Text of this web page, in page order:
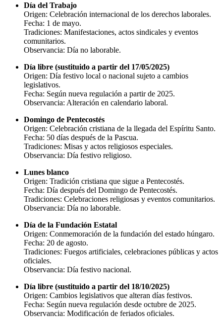
Día del Trabajo
Origen: Celebración internacional de los derechos laborales.
Fecha: 1 de mayo.
Tradiciones: Manifestaciones, actos sindicales y eventos
comunitarios.
Observancia: Día no laborable.
Día libre (sustituido a partir del 17/05/2025)
Origen: Día festivo local o nacional sujeto a cambios
legislativos.
Fecha: Según nueva regulación a partir de 2025.
Observancia: Alteración en calendario laboral.
Domingo de Pentecostés
Origen: Celebración cristiana de la llegada del Espíritu Santo.
Fecha: 50 días después de la Pascua.
Tradiciones: Misas y actos religiosos especiales.
Observancia: Día festivo religioso.
Lunes blanco
Origen: Tradición cristiana que sigue a Pentecostés.
Fecha: Día después del Domingo de Pentecostés.
Tradiciones: Celebraciones religiosas y eventos comunitarios.
Observancia: Día no laborable.
Día de la Fundación Estatal
Origen: Conmemoración de la fundación del estado húngaro.
Fecha: 20 de agosto.
Tradiciones: Fuegos artificiales, celebraciones públicas y actos
oficiales.
Observancia: Día festivo nacional.
Día libre (sustituido a partir del 18/10/2025)
Origen: Cambios legislativos que alteran días festivos.
Fecha: Según nueva regulación desde octubre de 2025.
Observancia: Modificación de feriados oficiales.